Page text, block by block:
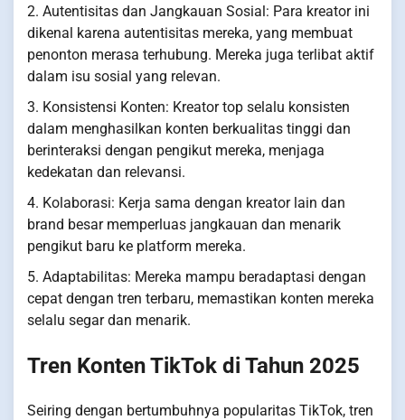
2. Autentisitas dan Jangkauan Sosial: Para kreator ini
dikenal karena autentisitas mereka, yang membuat
penonton merasa terhubung. Mereka juga terlibat aktif
dalam isu sosial yang relevan.
3. Konsistensi Konten: Kreator top selalu konsisten
dalam menghasilkan konten berkualitas tinggi dan
berinteraksi dengan pengikut mereka, menjaga
kedekatan dan relevansi.
4. Kolaborasi: Kerja sama dengan kreator lain dan
brand besar memperluas jangkauan dan menarik
pengikut baru ke platform mereka.
5. Adaptabilitas: Mereka mampu beradaptasi dengan
cepat dengan tren terbaru, memastikan konten mereka
selalu segar dan menarik.
Tren Konten TikTok di Tahun 2025
Seiring dengan bertumbuhnya popularitas TikTok, tren